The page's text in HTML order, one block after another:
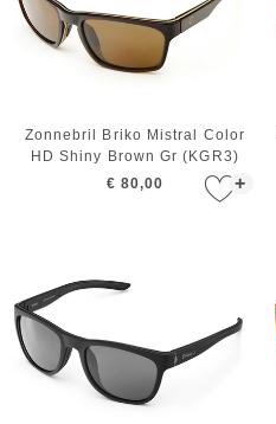
+
Zonnebril Briko Mistral Color
HD Shiny Brown Gr (KGR3)
€ 80,00